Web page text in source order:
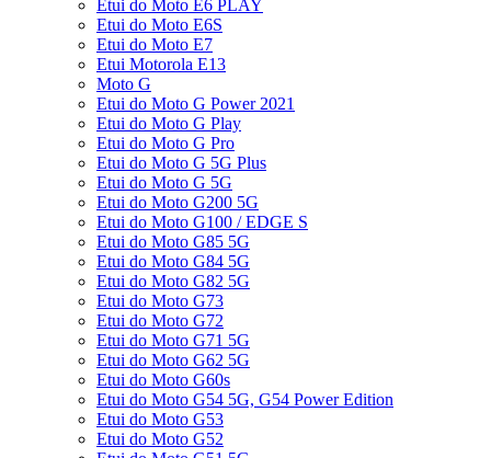
Etui do Moto E6 PLAY
Etui do Moto E6S
Etui do Moto E7
Etui Motorola E13
Moto G
Etui do Moto G Power 2021
Etui do Moto G Play
Etui do Moto G Pro
Etui do Moto G 5G Plus
Etui do Moto G 5G
Etui do Moto G200 5G
Etui do Moto G100 / EDGE S
Etui do Moto G85 5G
Etui do Moto G84 5G
Etui do Moto G82 5G
Etui do Moto G73
Etui do Moto G72
Etui do Moto G71 5G
Etui do Moto G62 5G
Etui do Moto G60s
Etui do Moto G54 5G, G54 Power Edition
Etui do Moto G53
Etui do Moto G52